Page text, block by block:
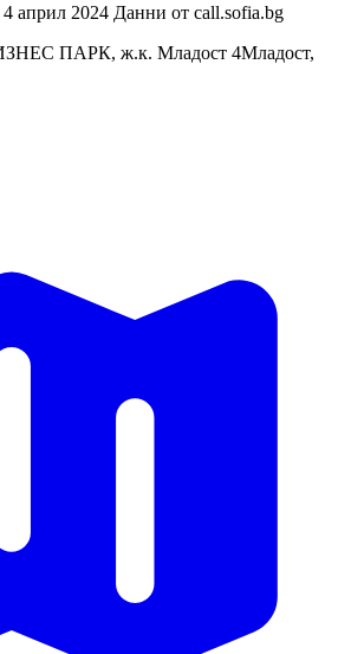
4 април 2024 Данни от call.sofia.bg
ПАРК, ж.к. Младост 4Младост,